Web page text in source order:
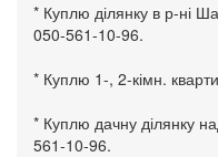
* Куплю ділянку в р-ні
050-561-10-96.
* Куплю 1-, 2-кімн.
* Куплю дачну ділянку
561-10-96.